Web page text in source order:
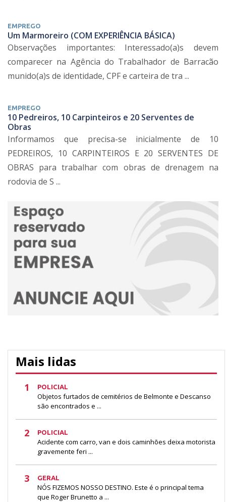
EMPREGO
Um Marmoreiro (COM EXPERIÊNCIA BÁSICA)
Observações importantes: Interessado(a)s devem
comparecer na Agência do Trabalhador de Barracão
munido(a)s de identidade, CPF e carteira de tra ...
EMPREGO
10 Pedreiros, 10 Carpinteiros e 20 Serventes de
Obras
Informamos que precisa-se inicialmente de 10
PEDREIROS, 10 CARPINTEIROS E 20 SERVENTES DE
OBRAS para trabalhar com obras de drenagem na
rodovia de S ...
Mais lidas
1 POLICIAL
Objetos furtados de cemitérios de Belmonte e Descanso
são encontrados e ...
2 POLICIAL
Acidente com carro, van e dois caminhões deixa motorista
gravemente feri ...
3 GERAL
NÓS FIZEMOS NOSSO DESTINO. Este é o principal tema
que Roger Brunetto a ...